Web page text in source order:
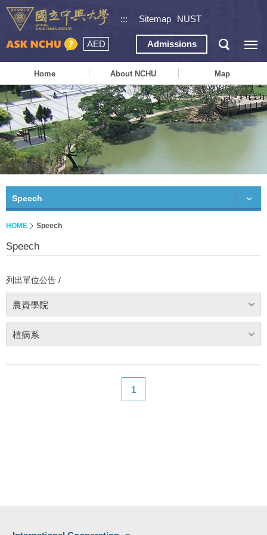
::: Sitemap NUST
AED Admissions
Home About NCHU Map
Speech
HOME Speech
Speech
列出單位公告 /
農資學院
植病系
1